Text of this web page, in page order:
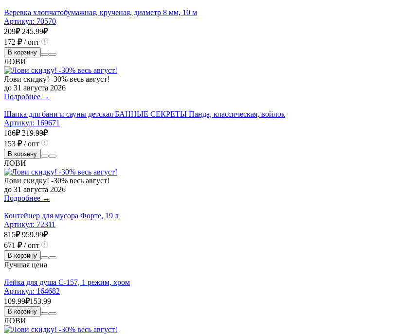
Веревка хлопчатобумажная, крученая, диаметр 8 мм, 10 м
Артикул: 70570
209₽ 245.99₽
172 ₽/ опт
В корзину
ЛОВИ
Лови скидку! -30% весь август!
до 31 августа 2026
Подробнее →
Шапка для бани и сауны детская БАННЫЕ СЕКРЕТЫ Панда, классическая, войлок
Артикул: 169671
186₽ 219.99₽
153 ₽/ опт
В корзину
ЛОВИ
Лови скидку! -30% весь август!
до 31 августа 2026
Подробнее →
Контейнер для мусора Форте, 19 л
Артикул: 72311
815₽ 959.99₽
671 ₽/ опт
В корзину
Лучшая цена
Лейка для душа C-157, 1 режим, хром
Артикул: 164682
109.99₽153.99
В корзину
ЛОВИ